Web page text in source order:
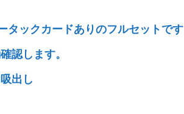
タックカードありのフルセットです
認します。
出し